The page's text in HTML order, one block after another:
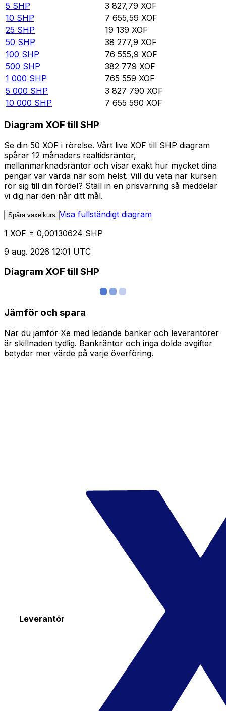
5 SHP 3 827,79 XOF
10 SHP 7 655,59 XOF
25 SHP 19 139 XOF
50 SHP 38 277,9 XOF
100 SHP 76 555,9 XOF
500 SHP 382 779 XOF
1 000 SHP 765 559 XOF
5 000 SHP 3 827 790 XOF
10 000 SHP 7 655 590 XOF
Diagram XOF till SHP
Se din 50 XOF i rörelse. Vårt live XOF till SHP diagram
spårar 12 månaders realtidsräntor,
mellanmarknadsräntor och visar exakt hur mycket dina
pengar var värda när som helst. Vill du veta när kursen
rör sig till din fördel? Ställ in en prisvarning så meddelar
vi dig när den når ditt mål.
Spåra växelkurs Visa fullständigt diagram
1 XOF = 0,00130624 SHP
9 aug. 2026 12:01 UTC
Diagram XOF till SHP
Jämför och spara
När du jämför Xe med ledande banker och leverantörer
är skillnaden tydlig. Bankräntor och inga dolda avgifter
betyder mer värde på varje överföring.
Leverantör